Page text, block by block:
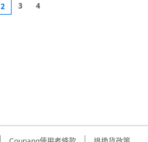
2 3 4